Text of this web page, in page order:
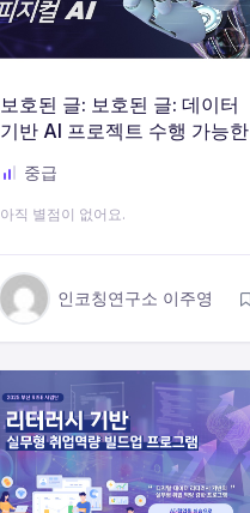
보호된 글: 보호된 글: 데이터
기반 AI 프로젝트 수행 가능한
중급
아직 별점이 없어요.
인코칭연구소 이주영